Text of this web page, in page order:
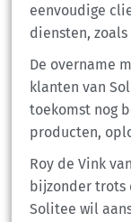
eenvoudige
diensten,
De overname
klanten van
toekomst nog
producten,
Roy de Vink
bijzonder
Solitee wil